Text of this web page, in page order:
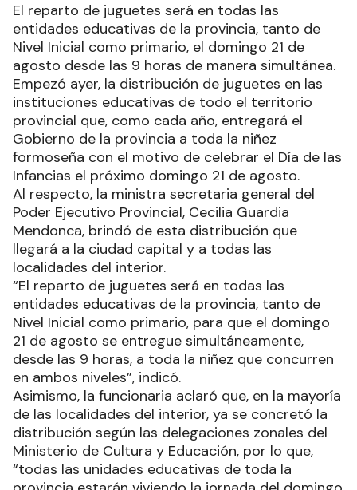
El reparto de juguetes será en todas las
entidades educativas de la provincia, tanto de
Nivel Inicial como primario, el domingo 21 de
agosto desde las 9 horas de manera simultánea.
Empezó ayer, la distribución de juguetes en las
instituciones educativas de todo el territorio
provincial que, como cada año, entregará el
Gobierno de la provincia a toda la niñez
formoseña con el motivo de celebrar el Día de las
Infancias el próximo domingo 21 de agosto.
Al respecto, la ministra secretaria general del
Poder Ejecutivo Provincial, Cecilia Guardia
Mendonca, brindó de esta distribución que
llegará a la ciudad capital y a todas las
localidades del interior.
“El reparto de juguetes será en todas las
entidades educativas de la provincia, tanto de
Nivel Inicial como primario, para que el domingo
21 de agosto se entregue simultáneamente,
desde las 9 horas, a toda la niñez que concurren
en ambos niveles”, indicó.
Asimismo, la funcionaria aclaró que, en la mayoría
de las localidades del interior, ya se concretó la
distribución según las delegaciones zonales del
Ministerio de Cultura y Educación, por lo que,
“todas las unidades educativas de toda la